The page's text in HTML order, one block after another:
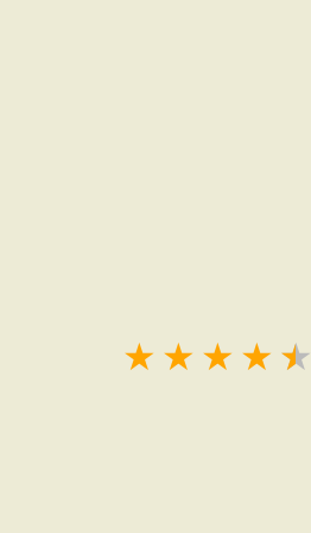
★
★
★
★
★